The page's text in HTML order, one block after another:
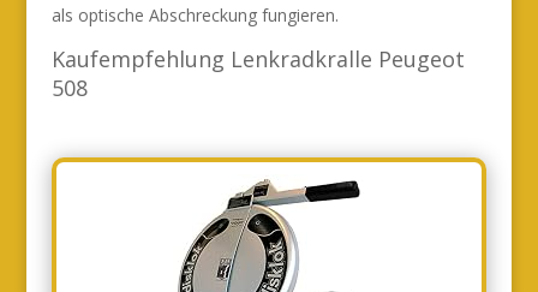
als optische Abschreckung fungieren.
Kaufempfehlung Lenkradkralle Peugeot
508